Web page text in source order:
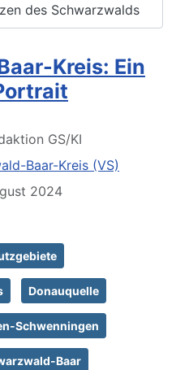
des Schwarzwalds
Kreis: Ein
GS/KI
Baar-Kreis (VS)
2024
Donauquelle
Schwenningen
Baar